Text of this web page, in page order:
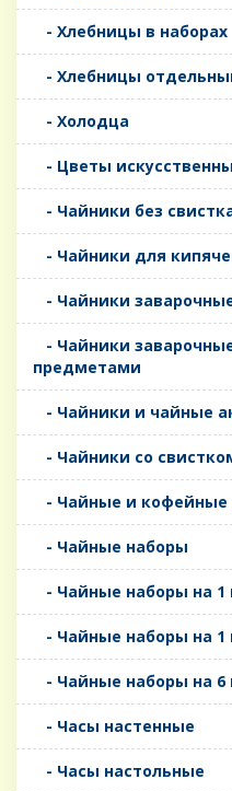
- Хлебницы в наборах
- Хлебницы
- Холодца
- Цветы
- Чайники без
- Чайники для
- Чайники
- Чайники
предметами
- Чайники и чайные
- Чайники со
- Чайные и кофейные
- Чайные наборы
- Чайные наборы на 1
- Чайные наборы на 1
- Чайные наборы на 6
- Часы настенные
- Часы настольные